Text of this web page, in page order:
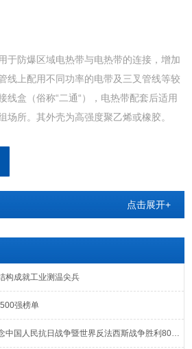
于防爆区域电热带与电热带的连接，增加
线上配用不同功率的电带及三叉管线等较
线盒（俗称“二通“），电热带配套后适用
场所。其外壳为高强度聚乙烯或橡胶。
点击展开+
构成就工业测温尖兵
强榜单
安徽天康集团组织观看纪念中国人民抗日战争暨世界反法西斯战争胜利80周年大会直播